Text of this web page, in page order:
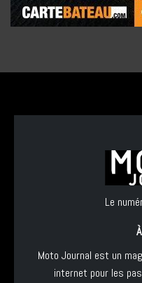
Le
Moto Journal est un
internet pour les